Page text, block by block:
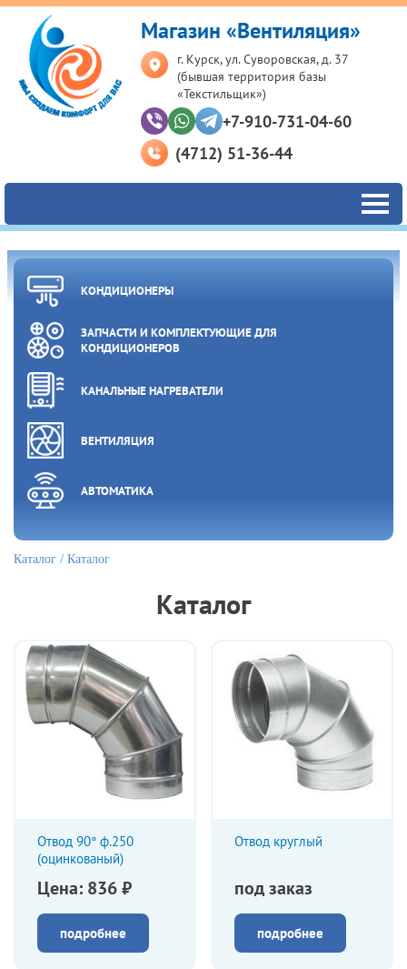
Магазин «Вентиляция»
г. Курск, ул. Суворовская, д. 37
(бывшая территория базы
«Текстильщик»)
+7-910-731-04-60
(4712) 51-36-44
КОНДИЦИОНЕРЫ
ЗАПЧАСТИ И КОМПЛЕКТУЮЩИЕ ДЛЯ
КОНДИЦИОНЕРОВ
КАНАЛЬНЫЕ НАГРЕВАТЕЛИ
ВЕНТИЛЯЦИЯ
АВТОМАТИКА
Каталог / Каталог
Каталог
Отвод 90° ф.250
(оцинкованый)
Цена: 836 ₽
подробнее
Отвод круглый
под заказ
подробнее